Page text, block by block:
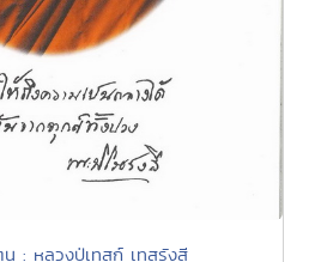
: หลวงปู่เทสก์ เทสรังสี